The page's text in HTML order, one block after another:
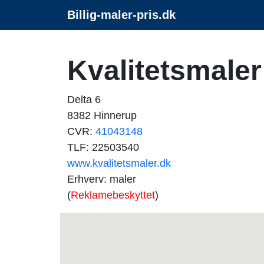
Billig-maler-pris.dk
Delta 6
8382 Hinnerup
CVR: 41043148
TLF: 22503540
www.kvalitetsmaler.dk
Erhverv: maler
(Reklamebeskyttet)